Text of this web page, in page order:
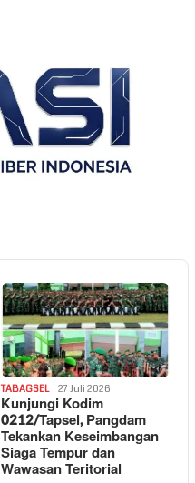
TABAGSEL 27 Juli 2026
Kunjungi Kodim
0212/Tapsel, Pangdam
Tekankan Keseimbangan
Siaga Tempur dan
Wawasan Teritorial